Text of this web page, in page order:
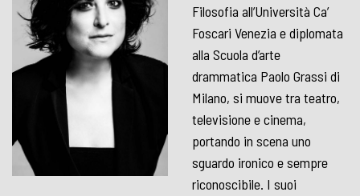
Filosofia all’Università Ca’
Foscari Venezia e diplomata
alla Scuola d’arte
drammatica Paolo Grassi di
Milano, si muove tra teatro,
televisione e cinema,
portando in scena uno
sguardo ironico e sempre
riconoscibile. I suoi